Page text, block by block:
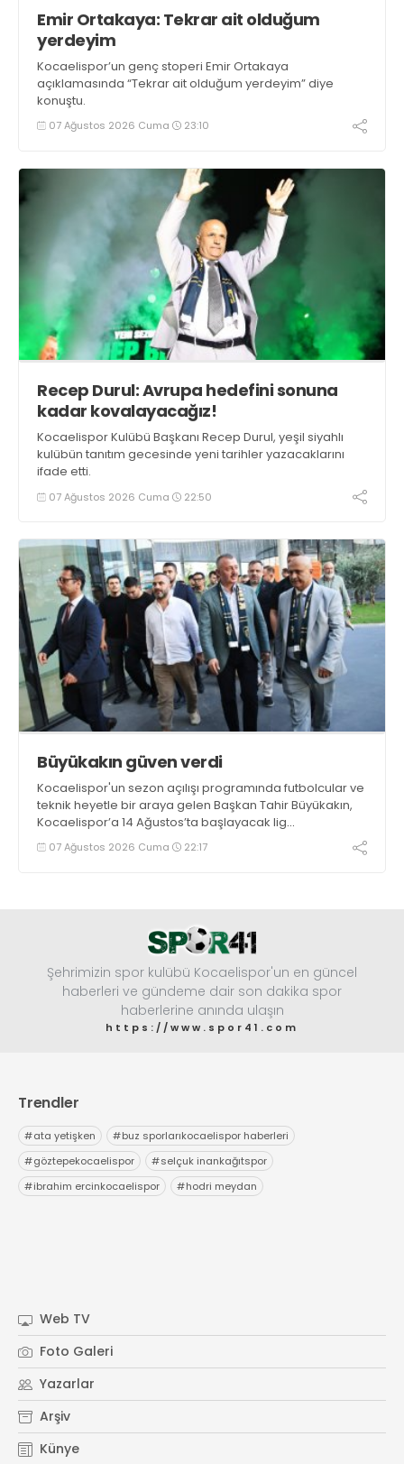
Emir Ortakaya: Tekrar ait olduğum
yerdeyim
Kocaelispor’un genç stoperi Emir Ortakaya
açıklamasında “Tekrar ait olduğum yerdeyim” diye
konuştu.
07 Ağustos 2026 Cuma 23:10
Recep Durul: Avrupa hedefini sonuna
kadar kovalayacağız!
Kocaelispor Kulübü Başkanı Recep Durul, yeşil siyahlı
kulübün tanıtım gecesinde yeni tarihler yazacaklarını
ifade etti.
07 Ağustos 2026 Cuma 22:50
Büyükakın güven verdi
Kocaelispor'un sezon açılışı programında futbolcular ve
teknik heyetle bir araya gelen Başkan Tahir Büyükakın,
Kocaelispor’a 14 Ağustos’ta başlayacak lig
maratonunda başarılar diledi ve “Yanınızdayım” dedi.
07 Ağustos 2026 Cuma 22:17
Şehrimizin spor kulübü Kocaelispor'un en güncel
haberleri ve gündeme dair son dakika spor
haberlerine anında ulaşın
https://www.spor41.com
Trendler
#ata yetişken #buz sporlarıkocaelispor haberleri
#göztepekocaelispor #selçuk inankağıtspor
#ibrahim ercinkocaelispor #hodri meydan
Web TV
Foto Galeri
Yazarlar
Arşiv
Künye